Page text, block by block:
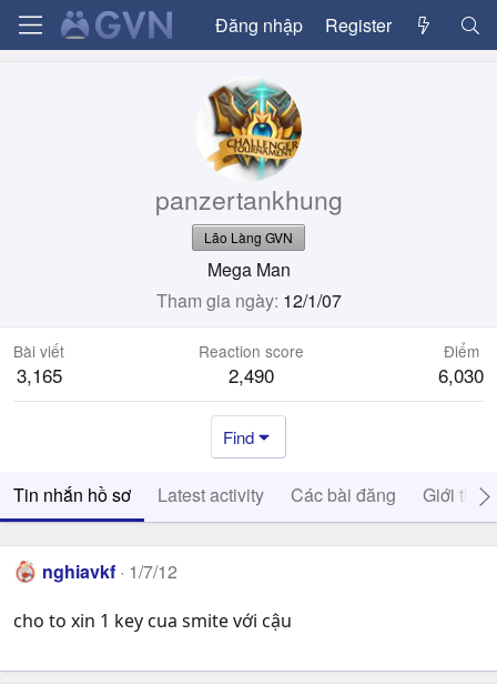
Đăng nhập Register
panzertankhung
Lão Làng GVN
Mega Man
Tham gia ngày 12/1/07
Bài viết
3,165
Reaction score
2,490
Điểm
6,030
Find
Tin nhắn hồ sơ Latest activity Các bài đăng Giới thiệu
nghiavkf 1/7/12
cho to xin 1 key cua smite với cậu